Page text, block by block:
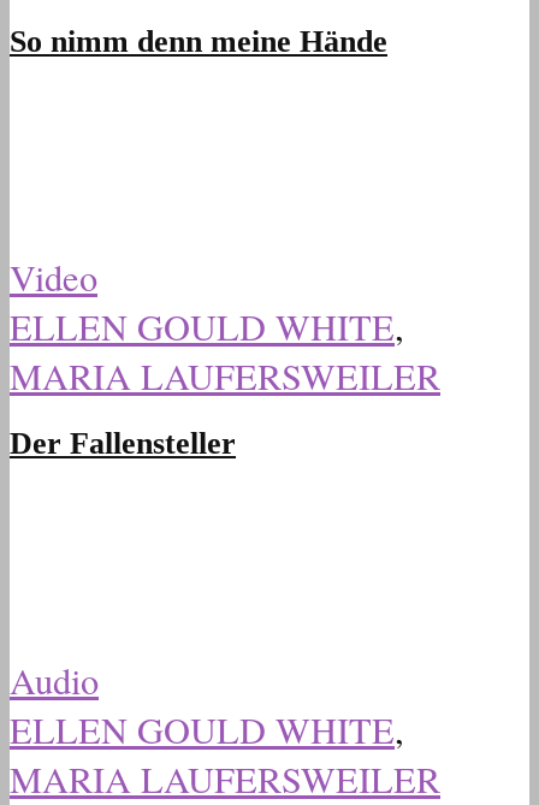
So nimm denn meine Hände
Video
ELLEN GOULD WHITE,
MARIA LAUFERSWEILER
Der Fallensteller
Audio
ELLEN GOULD WHITE,
MARIA LAUFERSWEILER